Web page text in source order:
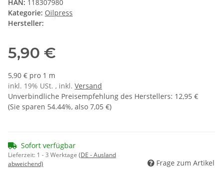
HAN: 118307980
Kategorie: Oilpress
Hersteller:
5,90 €
5,90 € pro 1 m
inkl. 19% USt. , inkl. Versand
Unverbindliche Preisempfehlung des Herstellers: 12,95 €
(Sie sparen 54.44%, also 7,05 €)
Sofort verfügbar
Lieferzeit: 1 - 3 Werktage (DE - Ausland
abweichend)
Frage zum Artikel